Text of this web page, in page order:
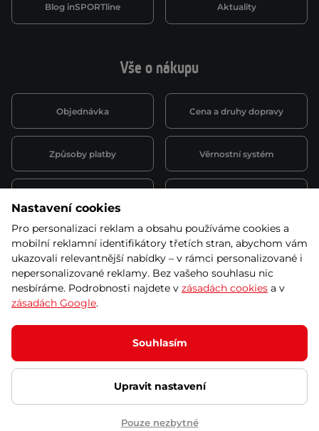
Vše o nákupu
Objednávka Cena a druhy dopravy
Způsoby platby Věrnostní systém
Půjčovna
obchodní podmínky
Kariéra
Blog inSPORTline Aktuality
© 2026 SEVEN SPORT s.r.o Všechna práva vyhrazena
Podle zákona o evidenci tržeb je prodávající povinen vystavit
kupujícímu účtenku.
Zároveň je povinen zaevidovat přijatou tržbu u správce daně online; v
případě technického výpadku pak nejpozději do 48 hodin.
Ochrana osobních údajů Nastavení cookies Vnitřní oznamovací
systém Prohlášení přístupnosti
Nastavení cookies
Pro personalizaci reklam a obsahu používáme cookies a
mobilní reklamní identifikátory třetích stran, abychom vám
ukazovali relevantnější nabídky – v rámci personalizované i
nepersonalizované reklamy. Bez vašeho souhlasu nic
nesbíráme. Podrobnosti najdete v zásadách cookies a v
zásadách Google.
Souhlasím
Upravit nastavení
Pouze nezbytné